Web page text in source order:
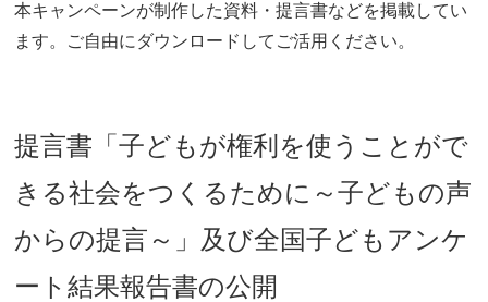
本キャンペーンが制作した資料・提言書などを掲載してい
ます。ご自由にダウンロードしてご活用ください。
提言書「子どもが権利を使うことがで
きる社会をつくるために～子どもの声
からの提言～」及び全国子どもアンケ
ート結果報告書の公開